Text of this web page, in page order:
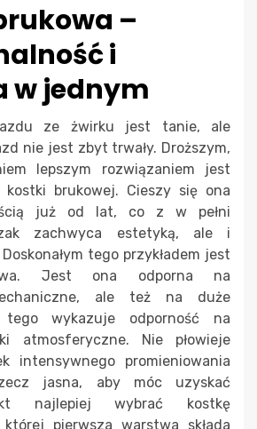
–
i
w jednym
ze żwirku jest tanie, ale
nie jest zbyt trwały. Droższym,
lepszym rozwiązaniem jest
brukowej. Cieszy się ona
już od lat, co z w pełni
zachwyca estetyką, ale i
tego przykładem jest
Jest ona odporna na
ale też na duże
tego wykazuje odporność na
atmosferyczne. Nie płowieje
intensywnego promieniowania
jasna, aby móc uzyskać
najlepiej wybrać kostkę
pierwsza warstwa składa